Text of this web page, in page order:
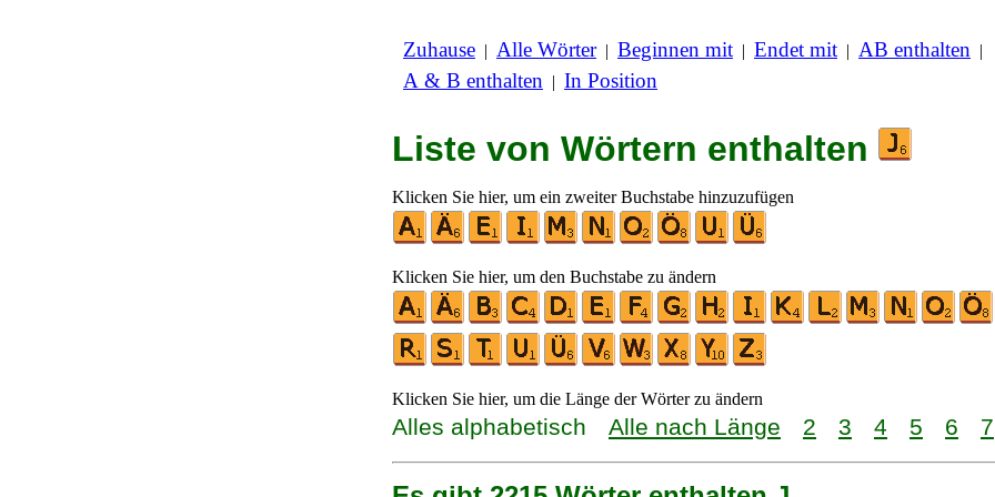
Zuhause | Alle Wörter| Beginnen mit | Endet mit | AB enthalten |
A & B enthalten | In Position
Liste von Wörtern enthalten
Klicken Sie hier, um ein zweiter Buchstabe hinzuzufügen
Klicken Sie hier, um den Buchstabe zu ändern
Klicken Sie hier, um die Länge der Wörter zu ändern
Alles alphabetisch Alle nach Länge 2 3 4 5 6 7